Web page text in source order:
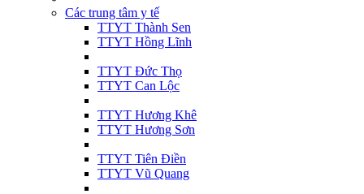
Các trung tâm y tế
TTYT Thành Sen
TTYT Hồng Lĩnh
TTYT Đức Thọ
TTYT Can Lộc
TTYT Hương Khê
TTYT Hương Sơn
TTYT Tiên Điền
TTYT Vũ Quang